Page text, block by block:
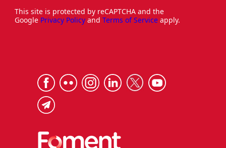
This site is protected by reCAPTCHA and the
Google Privacy Policy and Terms of Service apply.